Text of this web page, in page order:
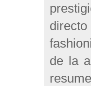
de la